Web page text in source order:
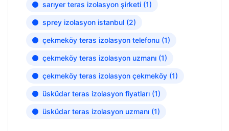
sarıyer teras izolasyon şirketi (1)
sprey izolasyon istanbul (2)
çekmeköy teras izolasyon telefonu (1)
çekmeköy teras izolasyon uzmanı (1)
çekmeköy teras izolasyon çekmeköy (1)
üsküdar teras izolasyon fiyatları (1)
üsküdar teras izolasyon uzmanı (1)